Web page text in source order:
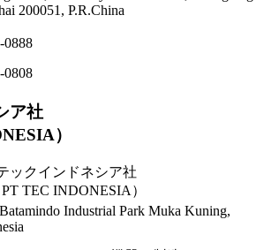
200051, P.R.China
0888
0808
ア社
）
ックインドネシア社
PT TEC INDONESIA ）
Industrial Park Muka Kuning,